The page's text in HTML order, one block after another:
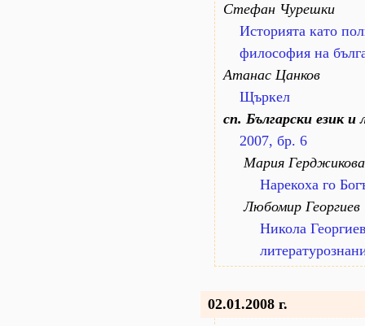
Стефан Чурешки
Историята като
философия на
Атанас Цанков
Щъркел
сп. Български език
2007, бр. 6
Мария Герджикова
Нарекоха го
Любомир Георгиев
Никола
02.01.2008 г.